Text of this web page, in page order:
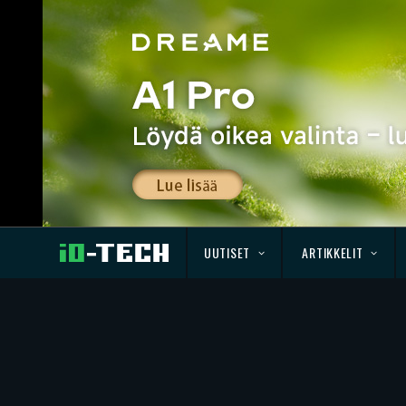
UUTISET ARTIKKELIT